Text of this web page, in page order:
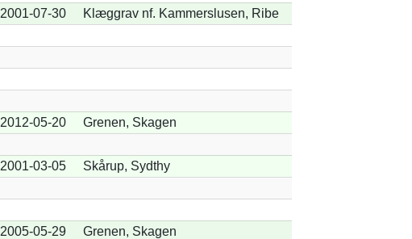
2001-07-30
Klæggrav nf. Kammerslusen, Ribe
2012-05-20
Grenen, Skagen
2001-03-05
Skårup, Sydthy
2005-05-29
Grenen, Skagen